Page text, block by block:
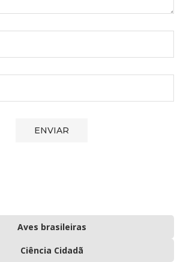
Aves brasileiras
Ciência Cidadã